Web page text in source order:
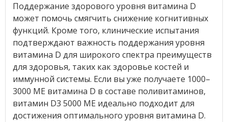
Поддержание здорового уровня витамина D
может помочь смягчить снижение когнитивных
функций. Кроме того, клинические испытания
подтверждают важность поддержания уровня
витамина D для широкого спектра преимуществ
для здоровья, таких как здоровье костей и
иммунной системы. Если вы уже получаете 1000–
3000 МЕ витамина D в составе поливитаминов,
витамин D3 5000 МЕ идеально подходит для
достижения оптимального уровня витамина D.